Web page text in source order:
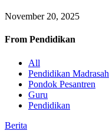
November 20, 2025
From Pendidikan
All
Pendidikan Madrasah
Pondok Pesantren
Guru
Pendidikan
Berita